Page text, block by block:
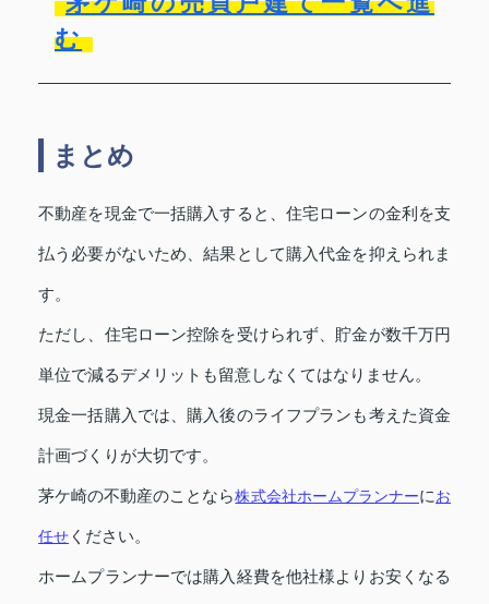
む
まとめ
不動産を現金で一括購入すると、住宅ローンの金利を支
払う必要がないため、結果として購入代金を抑えられま
す。
ただし、住宅ローン控除を受けられず、貯金が数千万円
単位で減るデメリットも留意しなくてはなりません。
現金一括購入では、購入後のライフプランも考えた資金
計画づくりが大切です。
茅ケ崎の不動産のことなら株式会社ホームプランナーにお
任せ ください。
ホームプランナーでは購入経費を他社様よりお安くなる